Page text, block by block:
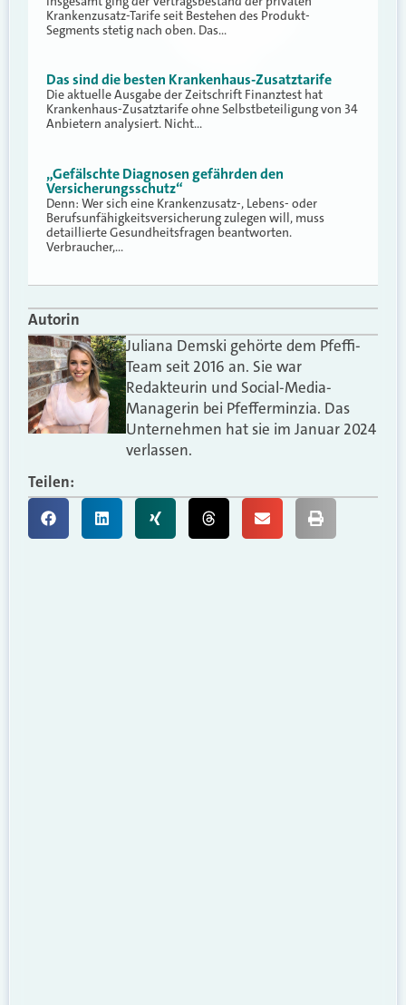
Krankenzusatz-Tarife seit Bestehen des Produkt-
Segments stetig nach oben. Das…
Das sind die besten Krankenhaus-Zusatztarife
Die aktuelle Ausgabe der Zeitschrift Finanztest hat
Krankenhaus-Zusatztarife ohne Selbstbeteiligung von 34
Anbietern analysiert. Nicht…
„Gefälschte Diagnosen gefährden den
Versicherungsschutz“
Denn: Wer sich eine Krankenzusatz-, Lebens- oder
Berufsunfähigkeitsversicherung zulegen will, muss
detaillierte Gesundheitsfragen beantworten.
Verbraucher,…
Autorin
Juliana Demski gehörte dem Pfeffi-
Team seit 2016 an. Sie war
Redakteurin und Social-Media-
Managerin bei Pfefferminzia. Das
Unternehmen hat sie im Januar 2024
verlassen.
Teilen: